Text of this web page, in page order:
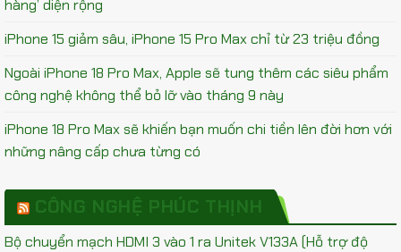
hàng’ diện rộng
iPhone 15 giảm sâu, iPhone 15 Pro Max chỉ từ 23 triệu đồng
Ngoài iPhone 18 Pro Max, Apple sẽ tung thêm các siêu phẩm
công nghệ không thể bỏ lỡ vào tháng 9 này
iPhone 18 Pro Max sẽ khiến bạn muốn chi tiền lên đời hơn với
những nâng cấp chưa từng có
CÔNG NGHỆ PHÚC THỊNH
Bộ chuyển mạch HDMI 3 vào 1 ra Unitek V133A (Hỗ trợ độ